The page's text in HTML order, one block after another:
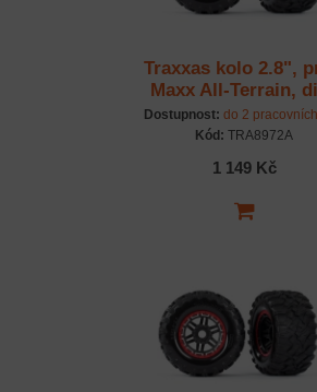
Traxxas kolo 2.8",
Maxx All-Terrain,
černo-modrý (2)
Dostupnost: do 2
Kód: TRA8972A
1 149 Kč